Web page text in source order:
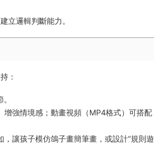
立邏輯判斷能力。
：
強情境感；動畫視頻（MP4格式）可搭配
讓孩子模仿鴿子畫簡筆畫，或設計“規則遊